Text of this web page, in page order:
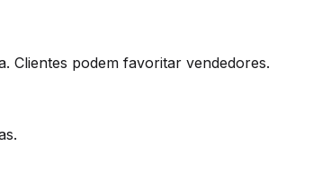
Clientes podem favoritar vendedores.